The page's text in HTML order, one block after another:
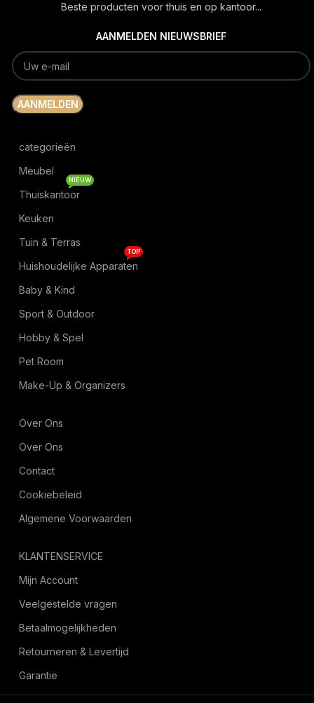
Beste producten voor thuis en op kantoor...
AANMELDEN NIEUWSBRIEF
categorieën
Meubel
Thuiskantoor
NIEUW
Keuken
Tuin & Terras
Huishoudelijke Apparaten
TOP
Baby & Kind
Sport & Outdoor
Hobby & Spel
Pet Room
Make-Up & Organizers
Over Ons
Over Ons
Contact
Cookiebeleid
Algemene Voorwaarden
KLANTENSERVICE
Mijn Account
Veelgestelde vragen
Betaalmogelijkheden
Retourneren & Levertijd
Garantie